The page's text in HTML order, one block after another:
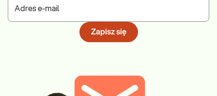
Adres e-mail
Zapisz się